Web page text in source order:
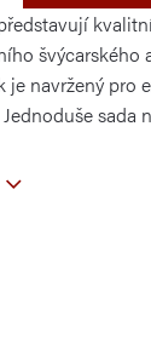
švýcarského
je navržený pro
sada